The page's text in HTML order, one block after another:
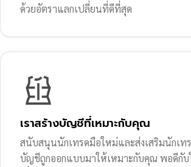
ด้วยอัตราแลกเปลี่ยนที่ดีที่สุด
เราสร้างบัญชีที่เหมาะกับคุณ
สนับสนุนนักเทรดมือใหม่และส่งเสริมนักเท
บัญชีถูกออกแบบมาให้เหมาะกับคุณ พอดีกับ